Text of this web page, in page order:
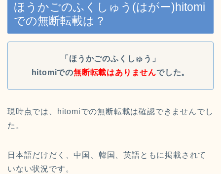
ほうかごのふくしゅう(はがー)hitomi
での無断転載は？
「ほうかごのふくしゅう」
hitomiでの無断転載はありませんでした。
現時点では、hitomiでの無断転載は確認できませんでし
た。
日本語だけだく、中国、韓国、英語ともに掲載されて
いない状況です。